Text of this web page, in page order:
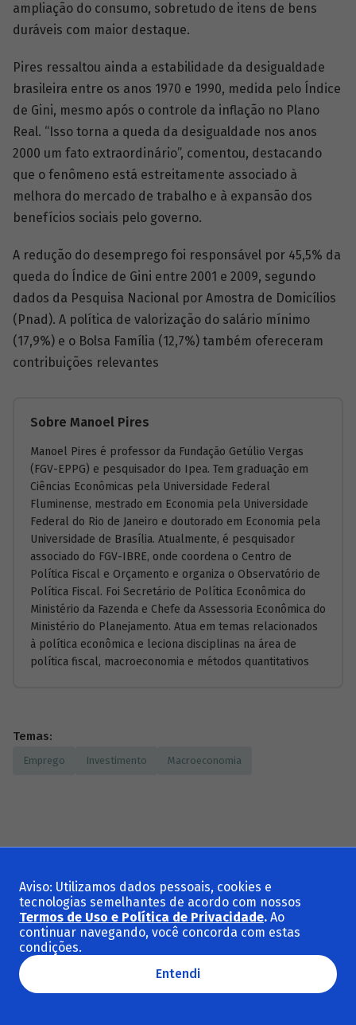
ampliação do consumo, sobretudo de itens de bens
duráveis com maior destaque.
Pires ressaltou ainda a estabilidade da desigualdade
brasileira entre os anos 1970 e 1990, medida pelo Índice
de Gini, mesmo após o controle da inflação no Plano
Real. “Isso torna a queda da desigualdade nos anos
2000 um fato extraordinário”, comentou, destacando
que o fenômeno está estreitamente associado à
melhora do mercado de trabalho e à expansão dos
benefícios sociais pelo governo.
A redução do desemprego foi responsável por 45,5% da
queda do Índice de Gini entre 2001 e 2009, segundo
dados da Pesquisa Nacional por Amostra de Domicílios
(Pnad). A política de valorização do salário mínimo
(17,9%) e o Bolsa Família (12,7%) também ofereceram
contribuições relevantes
Sobre Manoel Pires
Manoel Pires é professor da Fundação Getúlio Vergas
(FGV-EPPG) e pesquisador do Ipea. Tem graduação em
Ciências Econômicas pela Universidade Federal
Fluminense, mestrado em Economia pela Universidade
Federal do Rio de Janeiro e doutorado em Economia pela
Universidade de Brasília. Atualmente, é pesquisador
associado do FGV-IBRE, onde coordena o Centro de
Política Fiscal e Orçamento e organiza o Observatório de
Política Fiscal. Foi Secretário de Política Econômica do
Ministério da Fazenda e Chefe da Assessoria Econômica do
Ministério do Planejamento. Atua em temas relacionados
à política econômica e leciona disciplinas na área de
política fiscal, macroeconomia e métodos quantitativos
Temas:
Emprego Investimento Macroeconomia
Temas em alta
Aviso: Utilizamos dados pessoais, cookies e
tecnologias semelhantes de acordo com nossos
Termos de Uso e Política de Privacidade. Ao
continuar navegando, você concorda com estas
condições.
Entendi